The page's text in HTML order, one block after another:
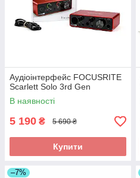
Аудіоінтерфейс FOCUSRITE
Scarlett Solo 3rd Gen
В наявності
5 190 ₴ 5 690 ₴
Купити
–7%